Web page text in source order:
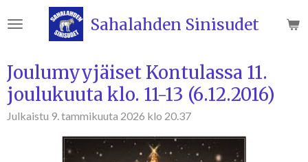
pääsisältöön
Sahalahden Sinisudet
Joulumyyjäiset Kontulassa 11.
joulukuuta klo. 11-13 (6.12.2016)
Julkaistu 9. tammikuuta 2026 klo 20.37